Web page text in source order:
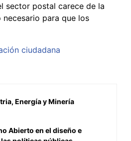
sector postal carece de la
para que los
ciudadana
Energía y Minería
Abierto en el diseño e